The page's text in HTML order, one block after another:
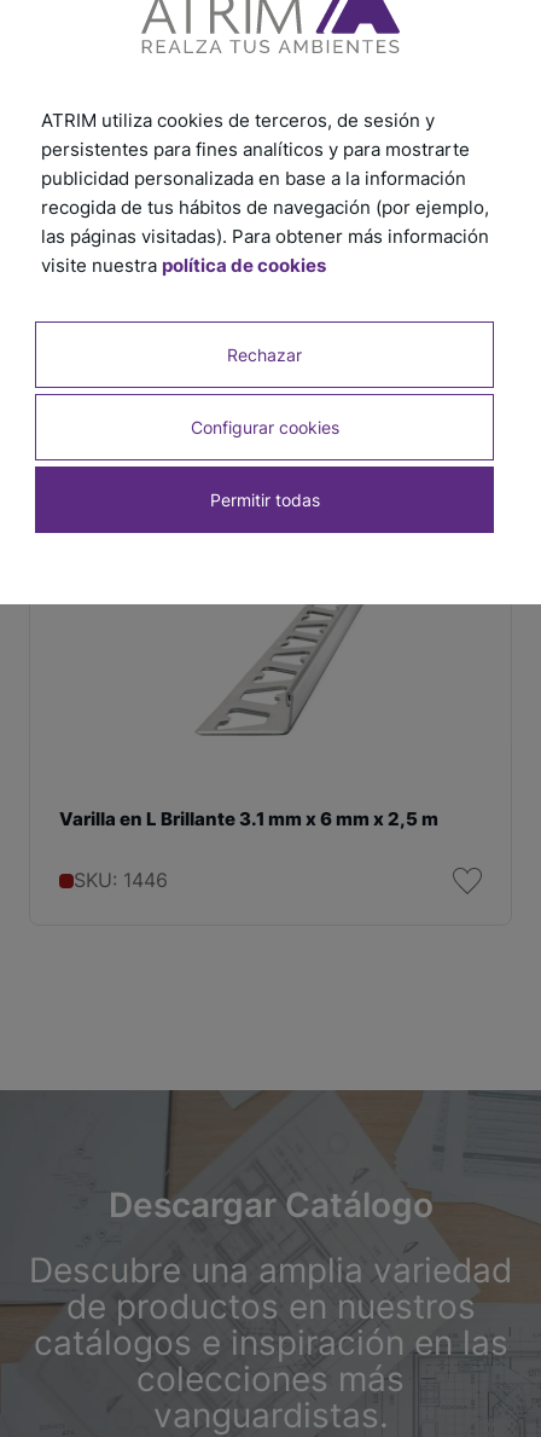
Productos relacionados
Varilla en L Brillante 3.1 mm x 6 mm x 2,5 m
SKU: 1446
Descargar Catálogo
Descubre una amplia variedad
de productos en nuestros
catálogos e inspiración en las
colecciones más
vanguardistas.
ATRIM utiliza cookies de terceros, de sesión y
persistentes para fines analíticos y para mostrarte
publicidad personalizada en base a la información
recogida de tus hábitos de navegación (por ejemplo,
las páginas visitadas). Para obtener más información
visite nuestra política de cookies
Rechazar
Configurar cookies
Permitir todas